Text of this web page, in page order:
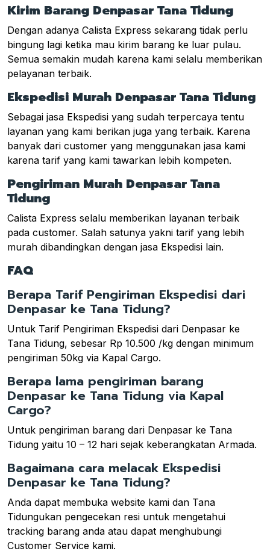
Kirim Barang Denpasar Tana Tidung
Dengan adanya Calista Express sekarang tidak perlu
bingung lagi ketika mau kirim barang ke luar pulau.
Semua semakin mudah karena kami selalu memberikan
pelayanan terbaik.
Ekspedisi Murah Denpasar Tana Tidung
Sebagai jasa Ekspedisi yang sudah terpercaya tentu
layanan yang kami berikan juga yang terbaik. Karena
banyak dari customer yang menggunakan jasa kami
karena tarif yang kami tawarkan lebih kompeten.
Pengiriman Murah Denpasar Tana
Tidung
Calista Express selalu memberikan layanan terbaik
pada customer. Salah satunya yakni tarif yang lebih
murah dibandingkan dengan jasa Ekspedisi lain.
FAQ
Berapa Tarif Pengiriman Ekspedisi dari
Denpasar ke Tana Tidung?
Untuk Tarif Pengiriman Ekspedisi dari Denpasar ke
Tana Tidung, sebesar Rp 10.500 /kg dengan minimum
pengiriman 50kg via Kapal Cargo.
Berapa lama pengiriman barang
Denpasar ke Tana Tidung via Kapal
Cargo?
Untuk pengiriman barang dari Denpasar ke Tana
Tidung yaitu 10 – 12 hari sejak keberangkatan Armada.
Bagaimana cara melacak Ekspedisi
Denpasar ke Tana Tidung?
Anda dapat membuka website kami dan Tana
Tidungukan pengecekan resi untuk mengetahui
tracking barang anda atau dapat menghubungi
Customer Service kami.